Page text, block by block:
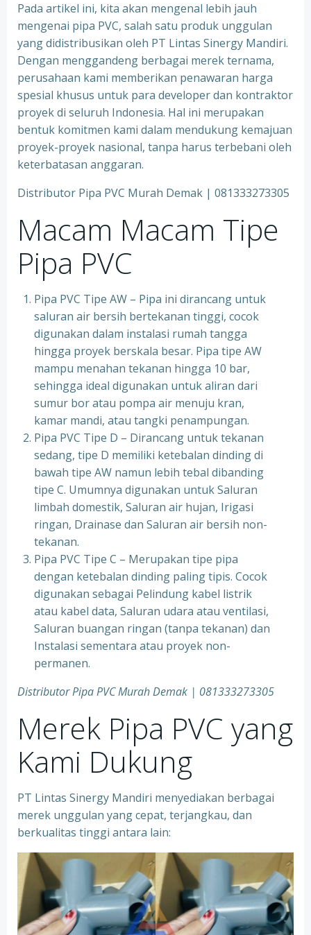
Pada artikel ini, kita akan mengenal lebih jauh
mengenai pipa PVC, salah satu produk unggulan
yang didistribusikan oleh PT Lintas Sinergy Mandiri.
Dengan menggandeng berbagai merek ternama,
perusahaan kami memberikan penawaran harga
spesial khusus untuk para developer dan kontraktor
proyek di seluruh Indonesia. Hal ini merupakan
bentuk komitmen kami dalam mendukung kemajuan
proyek-proyek nasional, tanpa harus terbebani oleh
keterbatasan anggaran.
Distributor Pipa PVC Murah Demak | 081333273305
Macam Macam Tipe
Pipa PVC
Pipa PVC Tipe AW – Pipa ini dirancang untuk
saluran air bersih bertekanan tinggi, cocok
digunakan dalam instalasi rumah tangga
hingga proyek berskala besar. Pipa tipe AW
mampu menahan tekanan hingga 10 bar,
sehingga ideal digunakan untuk aliran dari
sumur bor atau pompa air menuju kran,
kamar mandi, atau tangki penampungan.
Pipa PVC Tipe D – Dirancang untuk tekanan
sedang, tipe D memiliki ketebalan dinding di
bawah tipe AW namun lebih tebal dibanding
tipe C. Umumnya digunakan untuk Saluran
limbah domestik, Saluran air hujan, Irigasi
ringan, Drainase dan Saluran air bersih non-
tekanan.
Pipa PVC Tipe C – Merupakan tipe pipa
dengan ketebalan dinding paling tipis. Cocok
digunakan sebagai Pelindung kabel listrik
atau kabel data, Saluran udara atau ventilasi,
Saluran buangan ringan (tanpa tekanan) dan
Instalasi sementara atau proyek non-
permanen.
Distributor Pipa PVC Murah Demak | 081333273305
Merek Pipa PVC yang
Kami Dukung
PT Lintas Sinergy Mandiri menyediakan berbagai
merek unggulan yang cepat, terjangkau, dan
berkualitas tinggi antara lain: